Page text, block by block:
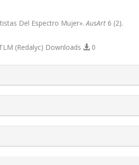
Del Espectro Mujer». AusArt 6 (2).
(Redalyc) Downloads 0